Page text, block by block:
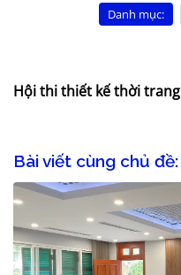
Danh mục:
Hội thi thiết kế thời trang
Bài viết cùng chủ đề: